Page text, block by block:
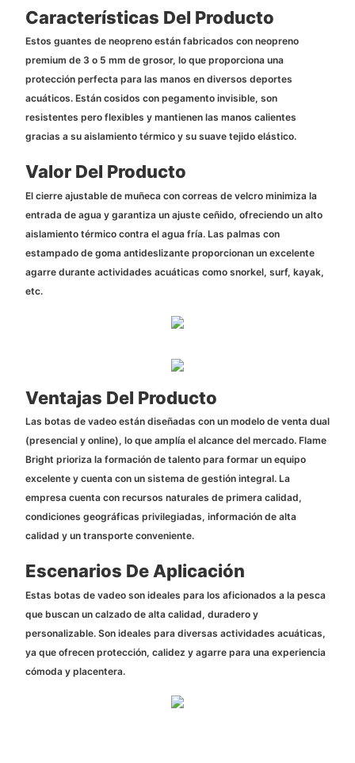
Características Del Producto
Estos guantes de neopreno están fabricados con neopreno
premium de 3 o 5 mm de grosor, lo que proporciona una
protección perfecta para las manos en diversos deportes
acuáticos. Están cosidos con pegamento invisible, son
resistentes pero flexibles y mantienen las manos calientes
gracias a su aislamiento térmico y su suave tejido elástico.
Valor Del Producto
El cierre ajustable de muñeca con correas de velcro minimiza la
entrada de agua y garantiza un ajuste ceñido, ofreciendo un alto
aislamiento térmico contra el agua fría. Las palmas con
estampado de goma antideslizante proporcionan un excelente
agarre durante actividades acuáticas como snorkel, surf, kayak,
etc.
Ventajas Del Producto
Las botas de vadeo están diseñadas con un modelo de venta dual
(presencial y online), lo que amplía el alcance del mercado. Flame
Bright prioriza la formación de talento para formar un equipo
excelente y cuenta con un sistema de gestión integral. La
empresa cuenta con recursos naturales de primera calidad,
condiciones geográficas privilegiadas, información de alta
calidad y un transporte conveniente.
Escenarios De Aplicación
Estas botas de vadeo son ideales para los aficionados a la pesca
que buscan un calzado de alta calidad, duradero y
personalizable. Son ideales para diversas actividades acuáticas,
ya que ofrecen protección, calidez y agarre para una experiencia
cómoda y placentera.